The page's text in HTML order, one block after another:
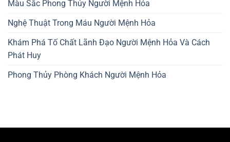
Màu Sắc Phong Thủy Người Mệnh Hỏa
Nghệ Thuật Trong Máu Người Mệnh Hỏa
Khám Phá Tố Chất Lãnh Đạo Người Mệnh Hỏa Và Cách
Phát Huy
Phong Thủy Phòng Khách Người Mệnh Hỏa